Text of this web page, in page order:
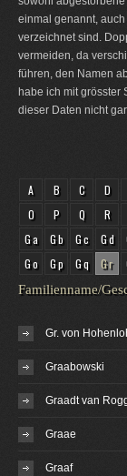
einmal genannt,
verzeichnet sind.
vermeiden, da
führen, den Namen
habe ich mit grösster
dieser Daten nicht
A B C D
O
P Q R
Ga
Gb Gc Gd
Go
Gp Gq Gr
Familienname/
Gr. von
Graabowski
Graadt van
Graae
Graaf